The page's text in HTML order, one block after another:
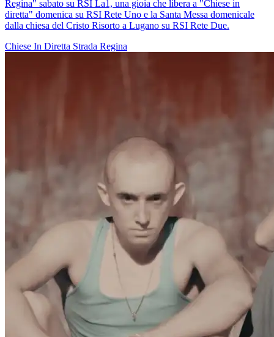
Regina" sabato su RSI La1, una gioia che libera a "Chiese in
diretta" domenica su RSI Rete Uno e la Santa Messa domenicale
dalla chiesa del Cristo Risorto a Lugano su RSI Rete Due.
Chiese In Diretta Strada Regina